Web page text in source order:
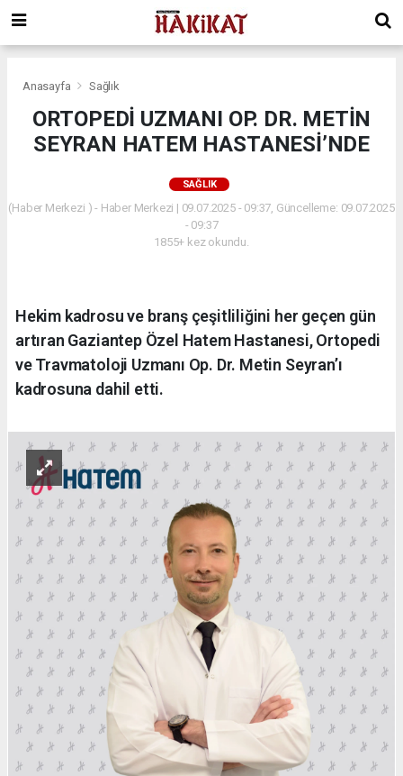
Anasayfa Sağlık
ORTOPEDİ UZMANI OP. DR. METİN
SEYRAN HATEM HASTANESİ’NDE
SAĞLIK
(Haber Merkezi ) - Haber Merkezi | 09.07.2025 - 09:37, Güncelleme: 09.07.2025
- 09:37
1855+ kez okundu.
Hekim kadrosu ve branş çeşitliliğini her geçen gün
artıran Gaziantep Özel Hatem Hastanesi, Ortopedi
ve Travmatoloji Uzmanı Op. Dr. Metin Seyran’ı
kadrosuna dahil etti.